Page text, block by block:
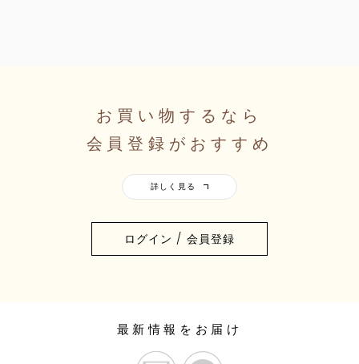
お買い物するなら
会員登録がおすすめ
ログイン / 会員登録
最新情報をお届け